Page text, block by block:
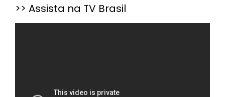
>> Assista na TV Brasil